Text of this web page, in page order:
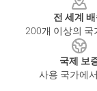
전 세계
200개 이상의 국
국제 보
사용 국가에